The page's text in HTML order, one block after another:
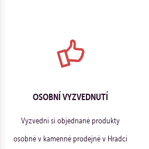
OSOBNÍ VYZVEDNUTÍ
Vyzvedni si objednané produkty
osobně v kamenné prodejně v Hradci